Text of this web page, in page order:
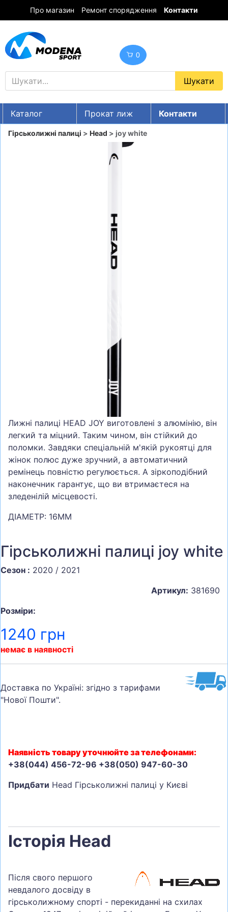
Про магазин Ремонт спорядження Контакти
0
Каталог Прокат лиж
Контакти
UA RU EN
ШОЛОМИ, ЗАХИСТ, ОКУЛЯРИ
Гірськолижні палиці > Head > joy white
Лижні палиці HEAD JOY виготовлені з алюмінію, він
легкий та міцний. Таким чином, він стійкий до
поломки. Завдяки спеціальній м'якій рукоятці для
жінок полюс дуже зручний, а автоматичний
ремінець повністю регулюється. А зіркоподібний
наконечник гарантує, що ви втримаєтеся на
зледенілій місцевості.
ДІАМЕТР: 16ММ
Гірськолижні палиці joy white
Сезон : 2020 / 2021
Артикул: 381690
Розміри:
1240 грн
немає в наявності
Доставка по Україні: згідно з тарифами
"Нової Пошти".
Наявність товару уточнюйте за телефонами:
+38(044) 456-72-96 +38(050) 947-60-30
Придбати Head Гірськолижні палиці у Києві
Історія Head
Після свого першого
невдалого досвіду в
гірськолижному спорті - перекиданні на схилах